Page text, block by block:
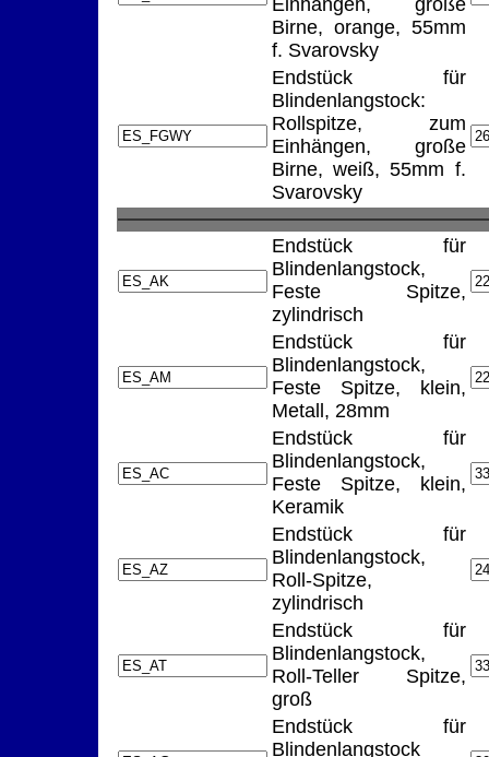
Einhängen, große
Birne, orange, 55mm
f. Svarovsky
Endstück für
Blindenlangstock:
Rollspitze, zum
Einhängen, große
Birne, weiß, 55mm f.
Svarovsky
Endstück für
Blindenlangstock,
Feste Spitze,
zylindrisch
Endstück für
Blindenlangstock,
Feste Spitze, klein,
Metall, 28mm
Endstück für
Blindenlangstock,
Feste Spitze, klein,
Keramik
Endstück für
Blindenlangstock,
Roll-Spitze,
zylindrisch
Endstück für
Blindenlangstock,
Roll-Teller Spitze,
groß
Endstück für
Blindenlangstock